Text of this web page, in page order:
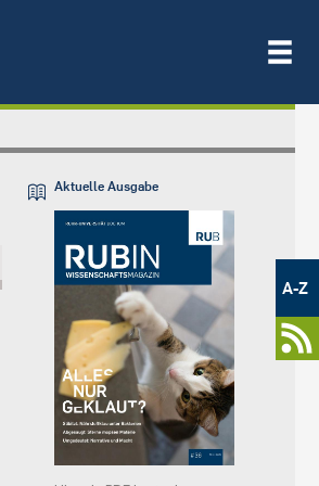
Metamenü
-
Newsportal
A-Z
Aktuelle Ausgabe